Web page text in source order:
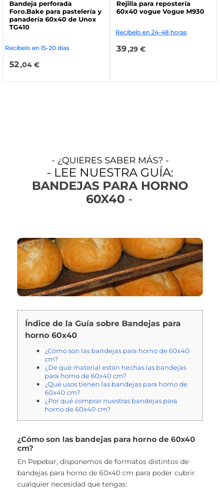
Bandeja perforada
Foro.Bake para pastelería y
panadería 60x40 de Unox
TG410
Recíbelo en 15-20 días
52,04 €
Rejilla para repostería
60x40 vogue Vogue M930
Recíbelo en 24-48 horas
39,29 €
- ¿QUIERES SABER MÁS? -
- LEE NUESTRA GUÍA:
BANDEJAS PARA HORNO
60X40 -
Índice de la Guía sobre Bandejas para
horno 60x40
¿Cómo son las bandejas para horno de 60x40
cm?
¿De qué material están hechas las bandejas
para horno de 60x40 cm?
¿Qué usos tienen las bandejas para horno de
60x40 cm?
¿Por qué comprar nuestras bandejas para
horno de 60x40 cm?
¿Cómo son las bandejas para horno de 60x40
cm?
En Pepebar, disponemos de formatos distintos de
bandejas para horno de 60x40 cm para poder cubrir
cualquier necesidad que tengas: